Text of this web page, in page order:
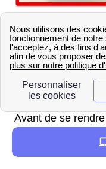
Où sont
SFR à
La boutique SFR
situe 39 rue
Avant de se
différents conseils
pas oublier de